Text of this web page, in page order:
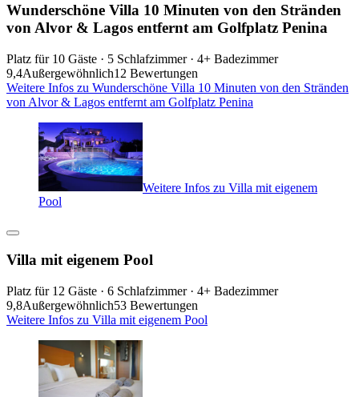
Wunderschöne Villa 10 Minuten von den Stränden
von Alvor & Lagos entfernt am Golfplatz Penina
Platz für 10 Gäste · 5 Schlafzimmer · 4+ Badezimmer
9,4Außergewöhnlich12 Bewertungen
Weitere Infos zu Wunderschöne Villa 10 Minuten von den Stränden
von Alvor & Lagos entfernt am Golfplatz Penina
Weitere Infos zu Villa mit eigenem
Pool
Villa mit eigenem Pool
Platz für 12 Gäste · 6 Schlafzimmer · 4+ Badezimmer
9,8Außergewöhnlich53 Bewertungen
Weitere Infos zu Villa mit eigenem Pool